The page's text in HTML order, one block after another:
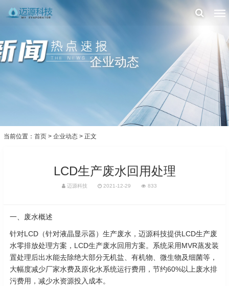
企业动态
当前位置： 首页 > 企业动态 > 正文
LCD生产废水回用处理
迈源科技 2021-12-29 833
一、废水概述
针对LCD（针对液晶显示器）生产废水，迈源科技提供LCD生产废
水零排放处理方案，LCD生产废水回用方案。系统采用MVR蒸发装
置处理后出水能去除绝大部分无机盐、有机物、微生物及细菌等，
大幅度减少厂家水费及原化水系统运行费用，节约60%以上废水排
污费用，减少水资源投入成本。